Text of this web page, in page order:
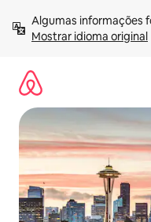
para
Mostrar idioma original